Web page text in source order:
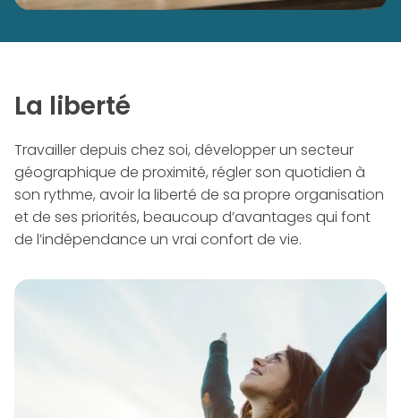
La liberté
Travailler depuis chez soi, développer un secteur
géographique de proximité, régler son quotidien à
son rythme, avoir la liberté de sa propre organisation
et de ses priorités, beaucoup d’avantages qui font
de l’indépendance un vrai confort de vie.